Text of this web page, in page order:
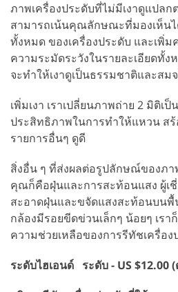
ภาพเครื่องประดับที่ไม่มีเงาดูแปล
สามารถเน้นคุณลักษณะที่มองเห็น
ทั้งหมด ของเครื่องประดับ และเพิ่
ความระมัดระวังในรายละเอียดทั้
จะทำให้เงาดูเป็นธรรมชาติและสม
เพิ่มเงา เราเปลี่ยนภาพถ่าย 2 มิติเ
ประสิทธิภาพในการทำให้แหวน ส
รายการอื่นๆ ดูดี
สิ่งอื่น ๆ ที่ส่งผลต่อรูปลักษณ์ของภา
คุณก็คือฝุ่นและการสะท้อนแสง ผู้เ
สะอาดฝุ่นและขจัดแสงสะท้อนบนพื้
กล้องมีรอยขีดข่วนเล็กๆ น้อยๆ เร
ความช่วยเหลือของการรีทัชเครื่อง
ระดับไฮเอนด์ ระดับ - US $12.00